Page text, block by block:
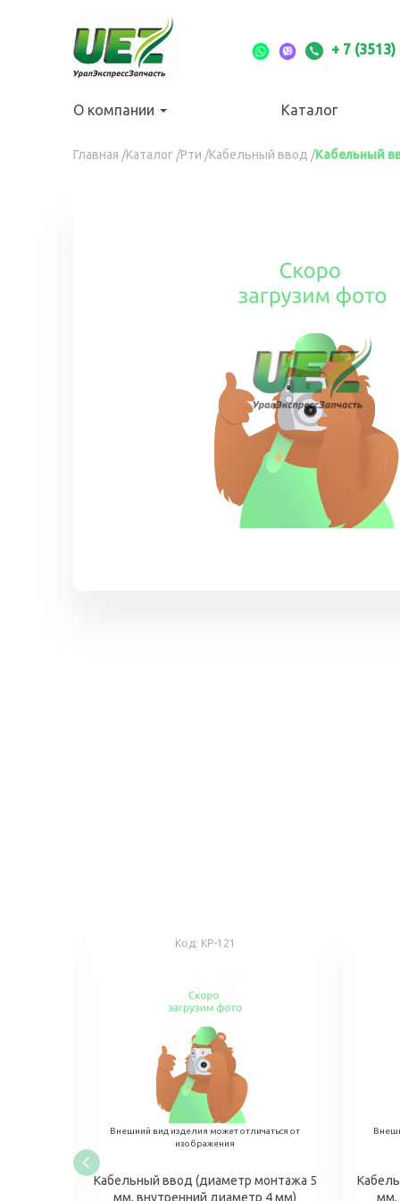
содержанию
+ 7
О компании Каталог
Главная /Каталог /Рти /Кабельный ввод /Кабельный
Код: КР-121
Внешний вид изделия может отличаться от
изображения
Кабельный ввод (диаметр монтажа 5
мм, внутренний диаметр 4 мм)
мм,